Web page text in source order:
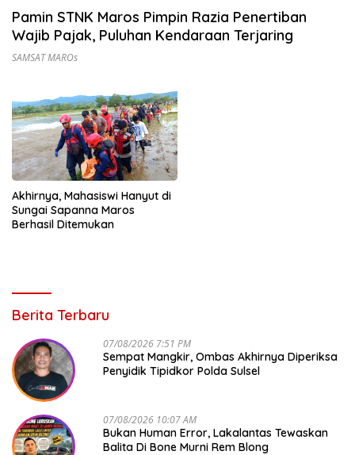
Pamin STNK Maros Pimpin Razia Penertiban
Wajib Pajak, Puluhan Kendaraan Terjaring
SAMSAT MAROs
Akhirnya, Mahasiswi Hanyut di
Sungai Sapanna Maros
Berhasil Ditemukan
Berita Terbaru
07/08/2026 7:51 PM
Sempat Mangkir, Ombas Akhirnya Diperiksa
Penyidik Tipidkor Polda Sulsel
07/08/2026 10:07 AM
Bukan Human Error, Lakalantas Tewaskan
Balita Di Bone Murni Rem Blong